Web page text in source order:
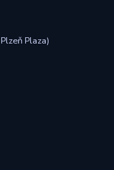
Plaza)